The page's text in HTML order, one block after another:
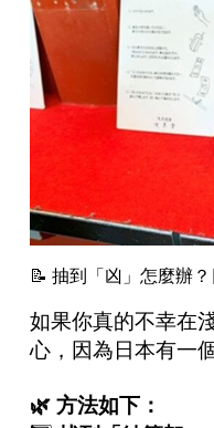
📝 抽到「凶」怎麼辦
如果你真的不幸在
心，因為日本有一
🌿 方法如下：